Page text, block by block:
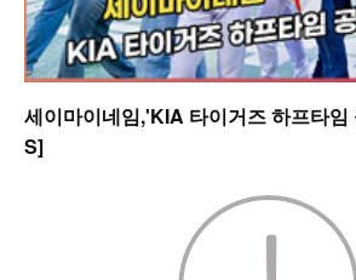
세이마이네임,'KIA 타이거즈 하프타
S]